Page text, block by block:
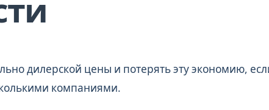
дилерской цены и потерять эту экономию,
компаниями.